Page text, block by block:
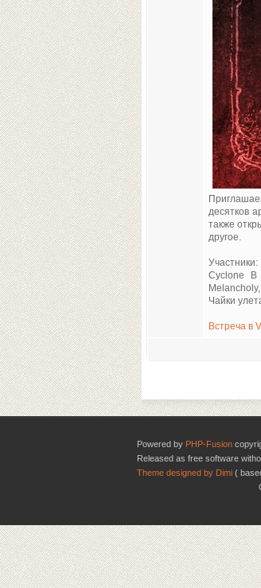
десятков
также
другое.
Cyclone B
Чайки
Встреча в
Powered by PHP-Fusion
Released as free software
Theme designed by Dimi (